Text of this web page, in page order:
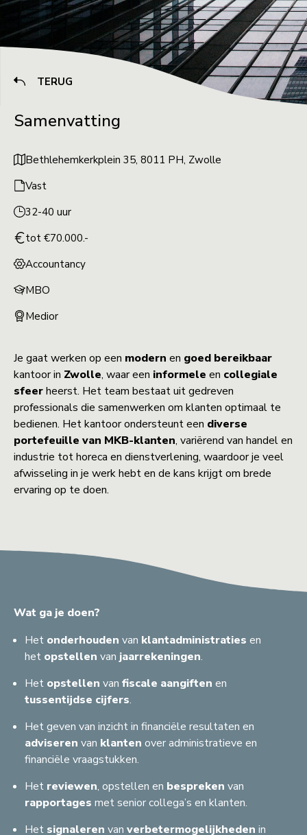
TERUG
Samenvatting
Bethlehemkerkplein 35, 8011 PH, Zwolle
Vast
32-40 uur
tot €70.000.-
Accountancy
MBO
Medior
Je gaat werken op een modern en goed bereikbaar
kantoor in Zwolle, waar een informele en collegiale
sfeerheerst. Het team bestaat uit gedreven
professionals die samenwerken om klanten optimaal te
bedienen. Het kantoor ondersteunt een diverse
portefeuille van MKB-klanten, variërend van handel en
industrie tot horeca en dienstverlening, waardoor je veel
afwisseling in je werk hebt en de kans krijgt om brede
ervaring op te doen.
Wat ga je doen?
Het onderhouden van klantadministraties en
het opstellen van jaarrekeningen.
Het opstellen van fiscale aangiften en
tussentijdse cijfers.
Het geven van inzicht in financiële resultaten en
adviseren van klanten over administratieve en
financiële vraagstukken.
Het reviewen, opstellen en bespreken van
rapportages met senior collega’s en klanten.
Het signaleren van verbetermogelijkheden in